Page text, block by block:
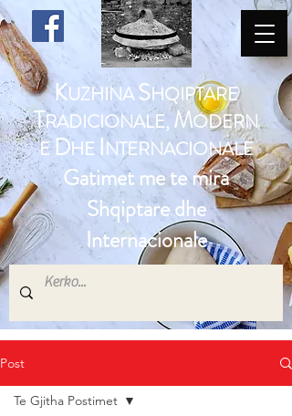
KUZHINASHQIPTARE
TRADICIONALE, MODERN
EDHE INTERNACIONALE
Gatimet me te mira
Shqiptare dhe
Internacionale
Post
Te Gjitha Postimet